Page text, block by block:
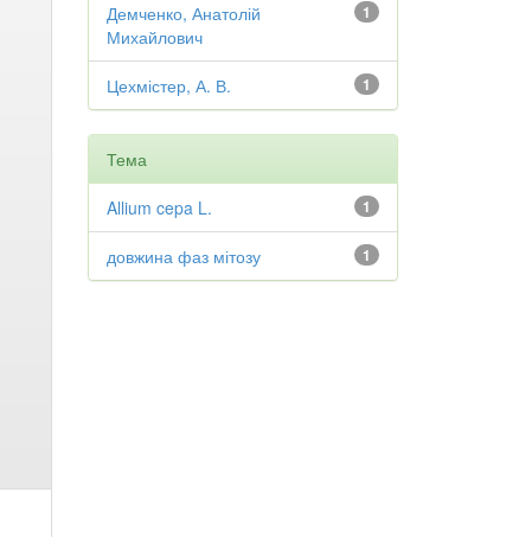
1
Демченко, Анатолій
Михайлович
1
Цехмістер, А. В.
Тема
1
Allium cepa L.
1
довжина фаз мітозу